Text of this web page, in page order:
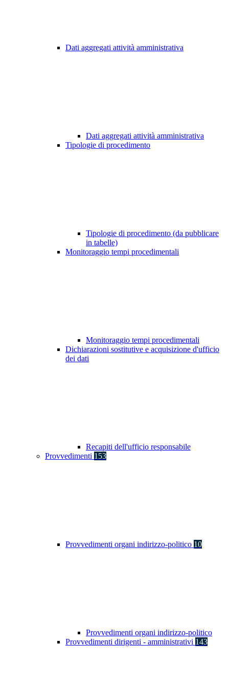
Dati aggregati attività amministrativa
Dati aggregati attività amministrativa
Tipologie di procedimento
Tipologie di procedimento (da pubblicare
in tabelle)
Monitoraggio tempi procedimentali
Monitoraggio tempi procedimentali
Dichiarazioni sostitutive e acquisizione d'ufficio
dei dati
Recapiti dell'ufficio responsabile
Provvedimenti 153
Provvedimenti organi indirizzo-politico 10
Provvedimenti organi indirizzo-politico
Provvedimenti dirigenti - amministrativi 143